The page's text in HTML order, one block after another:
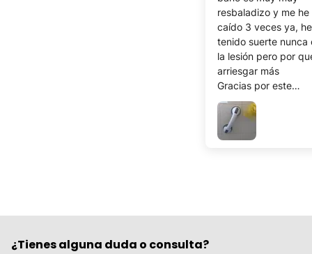
resbaladizo y me he
caído 3 veces ya, he
tenido suerte nunca
la lesión pero por
arriesgar más
Gracias por este
asidero, me ayuda
día
¿Tienes alguna duda o consulta?